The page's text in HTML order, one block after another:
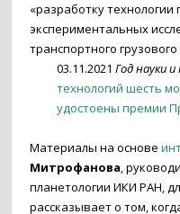
«разработку технологии
экспериментальных
транспортного
03.11.2021Год науки
технологий шесть
удостоены премии
Материалы на основе
Митрофанова,
планетологии ИКИ РАН,
рассказывает о том,